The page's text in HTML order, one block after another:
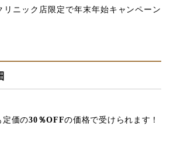
リニック店限定で年末年始キャンペーン
定価の30％OFFの価格で受けられます！